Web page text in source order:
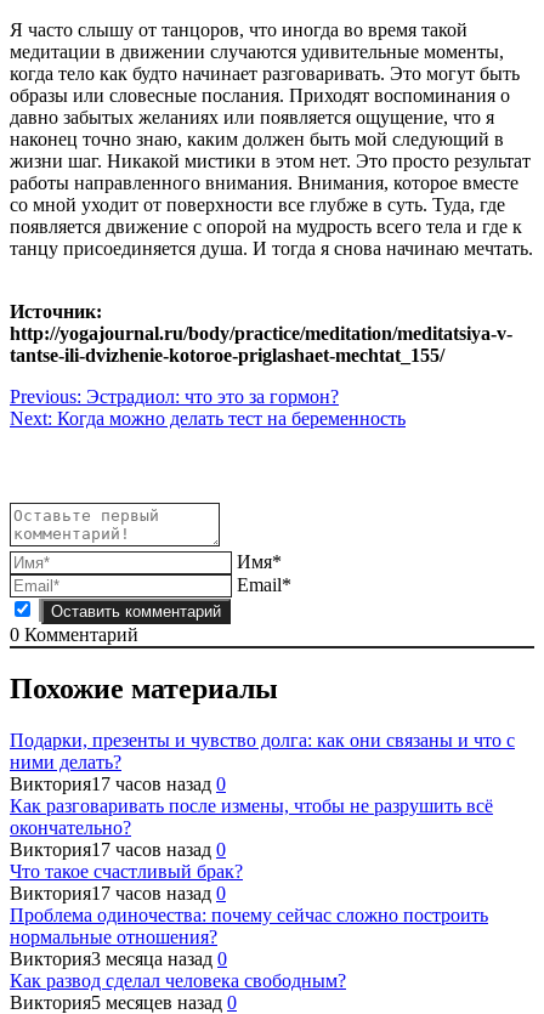
Я часто слышу от танцоров, что иногда во время такой
медитации в движении случаются удивительные моменты,
когда тело как будто начинает разговаривать. Это могут быть
образы или словесные послания. Приходят воспоминания о
давно забытых желаниях или появляется ощущение, что я
наконец точно знаю, каким должен быть мой следующий в
жизни шаг. Никакой мистики в этом нет. Это просто результат
работы направленного внимания. Внимания, которое вместе
со мной уходит от поверхности все глубже в суть. Туда, где
появляется движение с опорой на мудрость всего тела и где к
танцу присоединяется душа. И тогда я снова начинаю мечтать.
Источник:
http://yogajournal.ru/body/practice/meditation/meditatsiya-v-
tantse-ili-dvizhenie-kotoroe-priglashaet-mechtat_155/
Навигация
по
Previous: Эстрадиол: что это за гормон?
Next: Когда можно делать тест на беременность
Имя*
Email*
0 Комментарий
Похожие материалы
Подарки, презенты и чувство долга: как они связаны и что с
ними делать?
Виктория17 часов назад 0
Как разговаривать после измены, чтобы не разрушить всё
окончательно?
Виктория17 часов назад 0
Что такое счастливый брак?
Виктория17 часов назад 0
Проблема одиночества: почему сейчас сложно построить
нормальные отношения?
Виктория3 месяца назад 0
Как развод сделал человека свободным?
Виктория5 месяцев назад 0